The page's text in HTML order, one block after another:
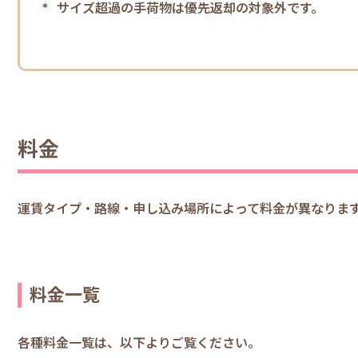
サイズ超過の手荷物は優先返却の対象外です。
料金
運賃タイプ・路線・申し込み場所によって料金が異なりま
料金一覧
各種料金一覧は、以下よりご覧ください。